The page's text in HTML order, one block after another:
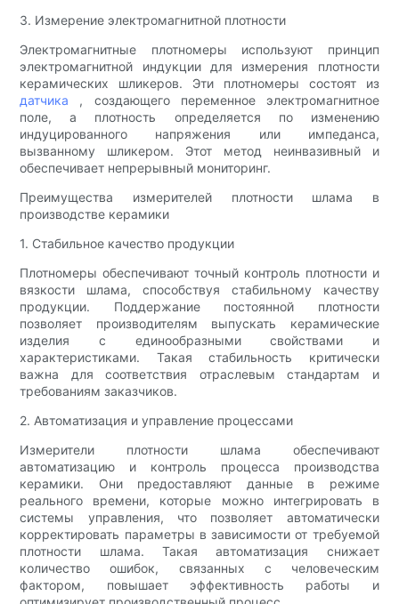
3. Измерение электромагнитной плотности
Электромагнитные плотномеры используют принцип
электромагнитной индукции для измерения плотности
керамических шликеров. Эти плотномеры состоят из
датчика , создающего переменное электромагнитное
поле, а плотность определяется по изменению
индуцированного напряжения или импеданса,
вызванному шликером. Этот метод неинвазивный и
обеспечивает непрерывный мониторинг.
Преимущества измерителей плотности шлама в
производстве керамики
1. Стабильное качество продукции
Плотномеры обеспечивают точный контроль плотности и
вязкости шлама, способствуя стабильному качеству
продукции. Поддержание постоянной плотности
позволяет производителям выпускать керамические
изделия с единообразными свойствами и
характеристиками. Такая стабильность критически
важна для соответствия отраслевым стандартам и
требованиям заказчиков.
2. Автоматизация и управление процессами
Измерители плотности шлама обеспечивают
автоматизацию и контроль процесса производства
керамики. Они предоставляют данные в режиме
реального времени, которые можно интегрировать в
системы управления, что позволяет автоматически
корректировать параметры в зависимости от требуемой
плотности шлама. Такая автоматизация снижает
количество ошибок, связанных с человеческим
фактором, повышает эффективность работы и